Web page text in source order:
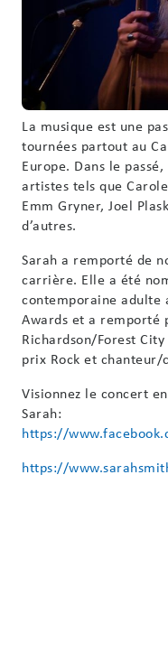
La musique est une
tournées partout au
Europe. Dans le
artistes tels que
Emm Gryner, Joel
d’autres.
Sarah a remporté de
carrière. Elle a été
contemporaine adulte
Awards et a remporté
Richardson/Forest
prix Rock et chanteur/
Visionnez le concert
Sarah:
https://
https://